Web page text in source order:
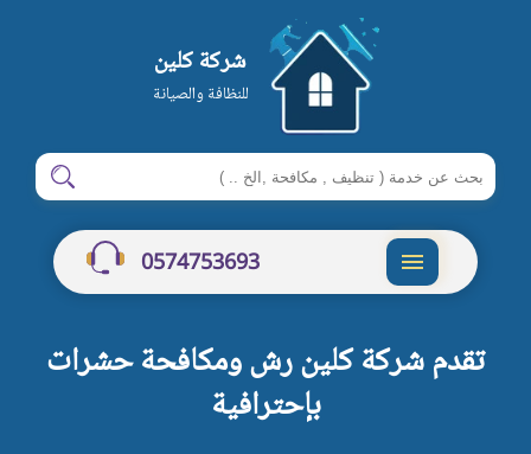
شركة كلين
للنظافة والصيانة
ابحث
في
شركة
كلين
ابحث
0574753693
تقدم شركة كلين رش ومكافحة حشرات
بإحترافية